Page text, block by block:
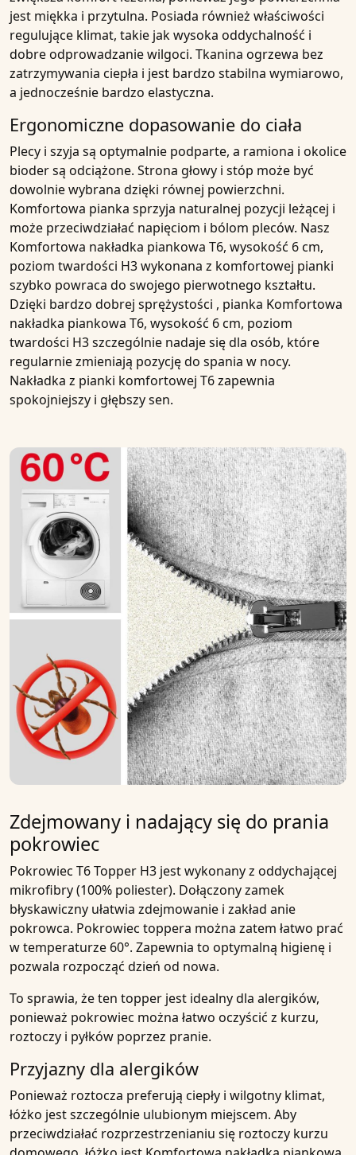
jest miękka i przytulna. Posiada również właściwości
regulujące klimat, takie jak wysoka oddychalność i
dobre odprowadzanie wilgoci. Tkanina ogrzewa bez
zatrzymywania ciepła i jest bardzo stabilna wymiarowo,
a jednocześnie bardzo elastyczna.
Ergonomiczne dopasowanie do ciała
Plecy i szyja są optymalnie podparte, a ramiona i okolice
bioder są odciążone. Strona głowy i stóp może być
dowolnie wybrana dzięki równej powierzchni.
Komfortowa pianka sprzyja naturalnej pozycji leżącej i
może przeciwdziałać napięciom i bólom pleców. Nasz
Komfortowa nakładka piankowa T6, wysokość 6 cm,
poziom twardości H3wykonana z komfortowej pianki
szybko powraca do swojego pierwotnego kształtu.
Dzięki bardzo dobrej sprężystości , pianka Komfortowa
nakładka piankowa T6, wysokość 6 cm, poziom
twardości H3szczególnie nadaje się dla osób, które
regularnie zmieniają pozycję do spania w nocy.
Nakładka z pianki komfortowej T6 zapewnia
spokojniejszy i głębszysen.
Zdejmowany i nadający się do prania
pokrowiec
Pokrowiec T6 Topper H3 jest wykonany z oddychającej
mikrofibry(100% poliester). Dołączony zamek
błyskawiczny ułatwia zdejmowanie i zakład anie
pokrowca. Pokrowiec toppera można zatem łatwo prać
w temperaturze 60°. Zapewnia to optymalną higienę i
pozwala rozpocząć dzień od nowa.
To sprawia, że ten topper jest idealny dla alergików,
ponieważ pokrowiec można łatwo oczyścić z kurzu,
roztoczy i pyłków poprzez pranie.
Przyjazny dla alergików
Ponieważ roztocza preferują ciepły i wilgotny klimat,
łóżko jest szczególnie ulubionym miejscem. Aby
przeciwdziałać rozprzestrzenianiu się roztoczy kurzu